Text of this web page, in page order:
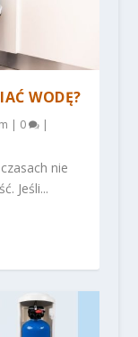
WODĘ?
| 0 |
nie
Jeśli...